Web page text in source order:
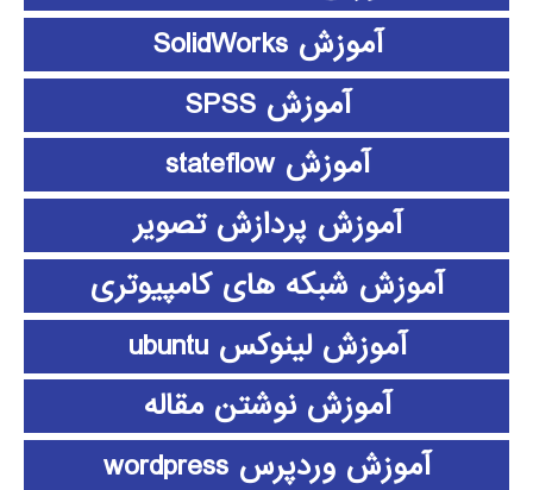
آموزش SolidWorks
آموزش SPSS
آموزش stateflow
آموزش پردازش تصویر
آموزش شبکه های کامپیوتری
آموزش لینوکس ubuntu
آموزش نوشتن مقاله
آموزش وردپرس wordpress